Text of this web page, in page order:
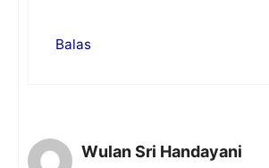
Balas
Wulan Sri Handayani